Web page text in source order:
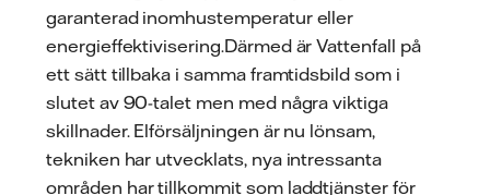
garanterad inomhustemperatur eller
energieffektivisering.Därmed är Vattenfall på
ett sätt tillbaka i samma framtidsbild som i
slutet av 90-talet men med några viktiga
skillnader. Elförsäljningen är nu lönsam,
tekniken har utvecklats, nya intressanta
områden har tillkommit som laddtjänster för